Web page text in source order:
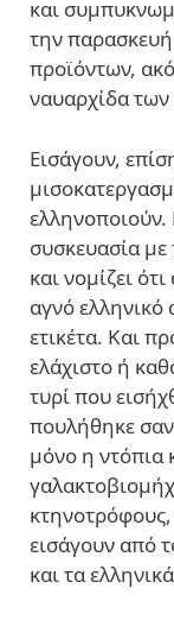
και
την παρασκευή
προϊόντων,
ναυαρχίδα
Εισάγουν,
ελληνοποιούν.
συσκευασία
και νομίζει
αγνό
ετικέτα. Και
ελάχιστο ή
τυρί που
πουλήθηκε
μόνο η ντόπια
εισάγουν από
και τα